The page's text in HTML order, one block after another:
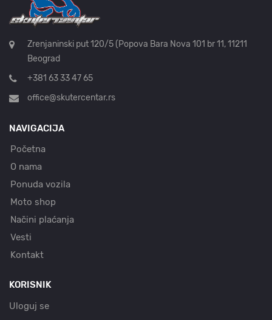
Zrenjaninski put 120/5 (Popova Bara Nova 101 br 11, 11211
Beograd
+381 63 33 47 65
office@skutercentar.rs
NAVIGACIJA
Početna
O nama
Ponuda vozila
Moto shop
Načini plaćanja
Vesti
Kontakt
KORISNIK
Uloguj se